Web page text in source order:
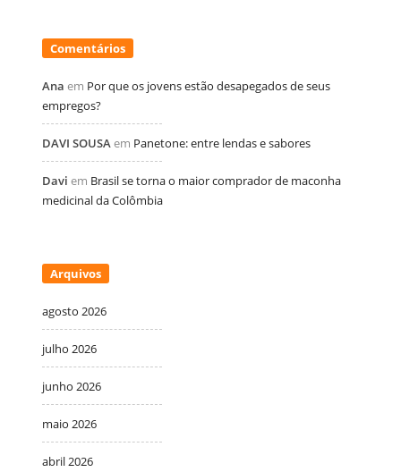
Comentários
Ana em Por que os jovens estão desapegados de seus
empregos?
DAVI SOUSAem Panetone: entre lendas e sabores
Davi em Brasil se torna o maior comprador de maconha
medicinal da Colômbia
Arquivos
agosto 2026
julho 2026
junho 2026
maio 2026
abril 2026